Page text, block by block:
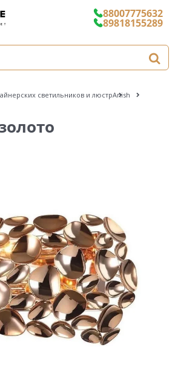
88007775632
89818155289
светильников и люстрAnish